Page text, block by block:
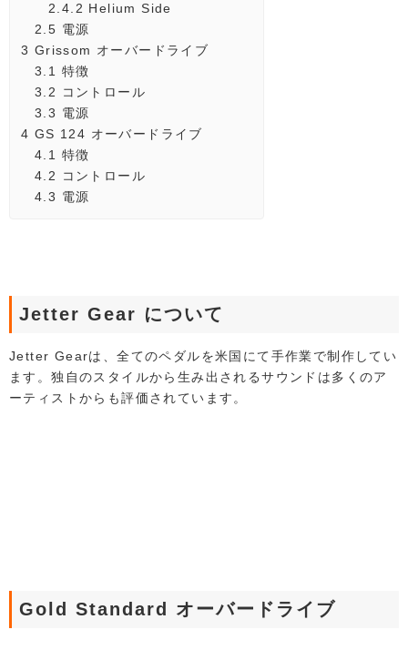
2.4.2 Helium Side
2.5 電源
3 Grissom オーバードライブ
3.1 特徴
3.2
コントロール
3.3 電源
4 GS 124 オーバードライブ
4.1 特徴
4.2
コントロール
4.3 電源
Jetter Gear について
Jetter Gearは、全てのペダルを米国にて手作業で制作してい
ます。独自のスタイルから生み出されるサウンドは多くのア
ーティストからも評価されています。
Gold Standard オーバードライブ